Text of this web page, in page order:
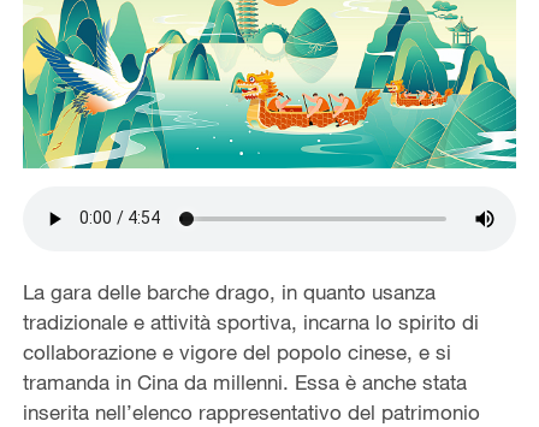
La gara delle barche drago, in quanto usanza
tradizionale e attività sportiva, incarna lo spirito di
collaborazione e vigore del popolo cinese, e si
tramanda in Cina da millenni. Essa è anche stata
inserita nell’elenco rappresentativo del patrimonio